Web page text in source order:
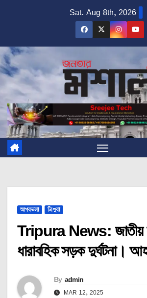
Sat. Aug 8th, 2026
আগরতলা ত্রিপুরা
Tripura News: জাতীয়
ধারাবহিক সড়ক দুর্ঘটনা।
By admin
MAR 12, 2025